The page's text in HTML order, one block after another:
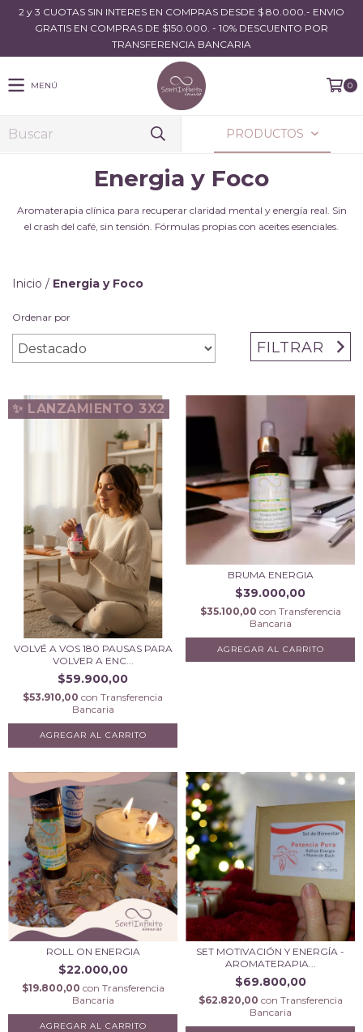
2 y 3 CUOTAS SIN INTERES EN COMPRAS DESDE $ 80.000.- ENVIO
GRATIS EN COMPRAS DE $150.000. - 10% DESCUENTO POR
TRANSFERENCIA BANCARIA
MENÚ 0
PRODUCTOS
Energia y Foco
Aromaterapia clínica para recuperar claridad mental y energía real. Sin
el crash del café, sin tensión. Fórmulas propias con aceites esenciales.
Inicio / Energia y Foco
Ordenar por
FILTRAR
✨ LANZAMIENTO 3X2
VOLVÉ A VOS 180 PAUSAS PARA
VOLVER A ENC...
$59.900,00
$53.910,00 con Transferencia
Bancaria
BRUMA ENERGIA
$39.000,00
$35.100,00 con Transferencia
Bancaria
ROLL ON ENERGIA
$22.000,00
$19.800,00 con Transferencia
Bancaria
AGREGAR AL CARRITO
SET MOTIVACIÓN Y ENERGÍA -
AROMATERAPIA...
$69.800,00
$62.820,00 con Transferencia
Bancaria